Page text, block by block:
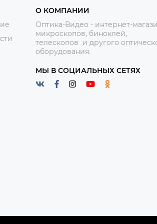
О КОМПАНИИ
Оптика-Видео - интернет-
микроскопов, биноклей,
телескопов и другого
оборудования.
МЫ В СОЦИАЛЬНЫХ СЕТЯХ